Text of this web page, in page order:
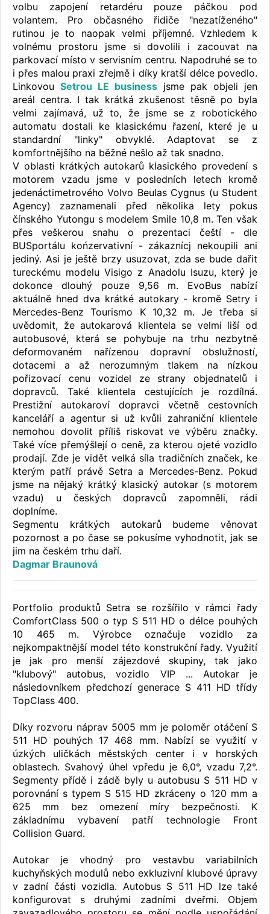
volbu zapojení retardéru pouze páčkou pod
volantem. Pro občasného řidiče "nezatíženého"
rutinou je to naopak velmi příjemné. Vzhledem k
volnému prostoru jsme si dovolili i zacouvat na
parkovací místo v servisním centru. Napodruhé se to
i přes malou praxi zřejmě i díky kratší délce povedlo.
Linkovou Setrou LE business jsme pak objeli jen
areál centra. I tak krátká zkušenost těsně po byla
velmi zajímavá, už to, že jsme se z robotického
automatu dostali ke klasickému řazení, které je u
standardní "linky" obvyklé. Adaptovat se z
komfortnějšího na běžné nešlo až tak snadno.
V oblasti krátkých autokarů klasického provedení s
motorem vzadu jsme v posledních letech kromě
jedenáctimetrového Volvo Beulas Cygnus (u Student
Agency) zaznamenali před několika lety pokus
čínského Yutongu s modelem Smile 10,8 m. Ten však
přes veškerou snahu o prezentaci čeští - dle
BUSportálu końzervativní - zákaznícj nekoupili ani
jediný. Asi je ještě brzy usuzovat, zda se bude dařit
tureckému modelu Visigo z Anadolu Isuzu, který je
dokonce dlouhý pouze 9,56 m. EvoBus nabízí
aktuálně hned dva krátké autokary - kromě Setry i
Mercedes-Benz Tourismo K 10,32 m. Je třeba si
uvědomit, že autokarová klientela se velmi liší od
autobusové, která se pohybuje na trhu nezbytně
deformovaném nařízenou dopravní obslužností,
dotacemi a až nerozumným tlakem na nízkou
pořizovací cenu vozidel ze strany objednatelů i
dopravců. Také klientela cestujících je rozdílná.
Prestižní autokaroví dopravci včetně cestovních
kanceláří a agentur si už kvůli zahraniční klientele
nemohou dovolit příliš riskovat ve výběru značky.
Také více přemýšlejí o ceně, za kterou ojeté vozidlo
prodají. Zde je vidět velká síla tradičních značek, ke
kterým patří právě Setra a Mercedes-Benz. Pokud
jsme na nějaký krátký klasický autokar (s motorem
vzadu) u českých dopravců zapomněli, rádi
doplníme.
Segmentu krátkých autokarů budeme věnovat
pozornost a po čase se pokusíme vyhodnotit, jak se
jim na českém trhu daří.
Dagmar Braunová
Portfolio produktů Setra se rozšířilo v rámci řady
ComfortClass 500 o typ S 511 HD o délce pouhých
10 465 m. Výrobce označuje vozidlo za
nejkompaktnější model této konstrukční řady. Využití
je jak pro menší zájezdové skupiny, tak jako
"klubový" autobus, vozidlo VIP ... Autokar je
následovníkem předchozí generace S 411 HD třídy
TopClass 400.
Díky rozvoru náprav 5005 mm je poloměr otáčení S
511 HD pouhých 17 468 mm. Nabízí se využití v
úzkých uličkách městských center i v horských
oblastech. Svahový úhel vpředu je 6,0°, vzadu 7,2°.
Segmenty přídě i zádě byly u autobusu S 511 HD v
porovnání s typem S 515 HD zkráceny o 120 mm a
625 mm bez omezení míry bezpečnosti. K
základnímu vybavení patří technologie Front
Collision Guard.
Autokar je vhodný pro vestavbu variabilních
kuchyňských modulů nebo exkluzivní klubové úpravy
v zadní části vozidla. Autobus S 511 HD lze také
konfigurovat s druhými zadními dveřmi. Objem